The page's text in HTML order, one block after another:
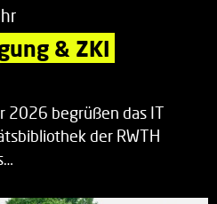
& ZKI
2026 begrüßen das IT
der RWTH